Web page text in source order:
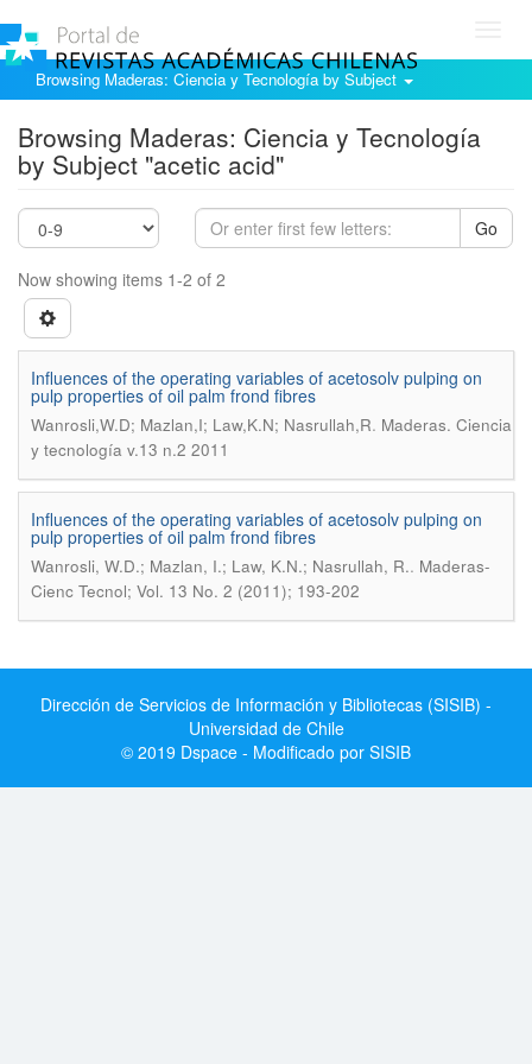
Browsing Maderas: Ciencia y Tecnología by Subject
Browsing Maderas: Ciencia y Tecnología
by Subject "acetic acid"
Go
Now showing items 1-2 of 2
Influences of the operating variables of acetosolv pulping on
pulp properties of oil palm frond fibres
Wanrosli,W.D; Mazlan,I; Law,K.N; Nasrullah,R. Maderas. Ciencia
y tecnología v.13 n.2 2011
Influences of the operating variables of acetosolv pulping on
pulp properties of oil palm frond fibres
Wanrosli, W.D.; Mazlan, I.; Law, K.N.; Nasrullah, R.. Maderas-
Cienc Tecnol; Vol. 13 No. 2 (2011); 193-202
Dirección de Servicios de Información y Bibliotecas (SISIB) -
Universidad de Chile
© 2019 Dspace - Modificado por SISIB